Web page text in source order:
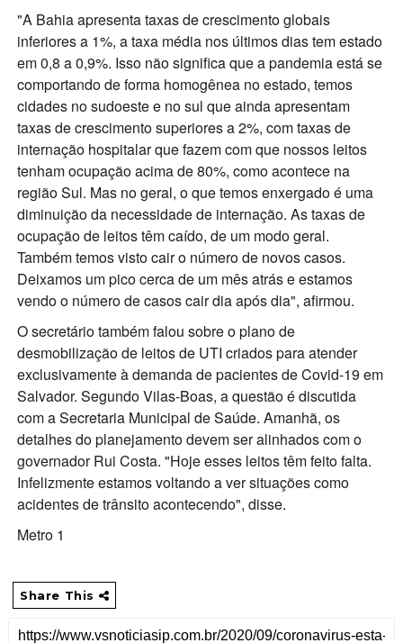
"A Bahia apresenta taxas de crescimento globais
inferiores a 1%, a taxa média nos últimos dias tem estado
em 0,8 a 0,9%. Isso não significa que a pandemia está se
comportando de forma homogênea no estado, temos
cidades no sudoeste e no sul que ainda apresentam
taxas de crescimento superiores a 2%, com taxas de
internação hospitalar que fazem com que nossos leitos
tenham ocupação acima de 80%, como acontece na
região Sul. Mas no geral, o que temos enxergado é uma
diminuição da necessidade de internação. As taxas de
ocupação de leitos têm caído, de um modo geral.
Também temos visto cair o número de novos casos.
Deixamos um pico cerca de um mês atrás e estamos
vendo o número de casos cair dia após dia", afirmou.
O secretário também falou sobre o plano de
desmobilização de leitos de UTI criados para atender
exclusivamente à demanda de pacientes de Covid-19 em
Salvador. Segundo Vilas-Boas, a questão é discutida
com a Secretaria Municipal de Saúde. Amanhã, os
detalhes do planejamento devem ser alinhados com o
governador Rui Costa. "Hoje esses leitos têm feito falta.
Infelizmente estamos voltando a ver situações como
acidentes de trânsito acontecendo", disse.
Metro 1
Share This